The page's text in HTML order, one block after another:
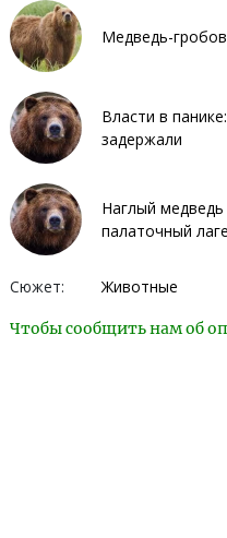
Медведь-
Власти в
задержали
Наглый
палаточный
Сюжет: Животные
Чтобы сообщить нам об